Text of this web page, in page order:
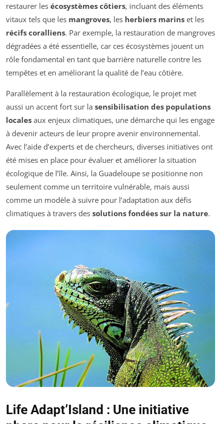
restaurer les écosystèmes côtiers, incluant des éléments
vitaux tels que les mangroves, les herbiers marins et les
récifs coralliens. Par exemple, la restauration de mangroves
dégradées a été essentielle, car ces écosystèmes jouent un
rôle fondamental en tant que barrière naturelle contre les
tempêtes et en améliorant la qualité de l’eau côtière.
Parallèlement à la restauration écologique, le projet met
aussi un accent fort sur la sensibilisation des populations
locales aux enjeux climatiques, une démarche qui les engage
à devenir acteurs de leur propre avenir environnemental.
Avec l’aide d’experts et de chercheurs, diverses initiatives ont
été mises en place pour évaluer et améliorer la situation
écologique de l’île. Ainsi, la Guadeloupe se positionne non
seulement comme un territoire vulnérable, mais aussi
comme un modèle à suivre pour l’adaptation aux défis
climatiques à travers des solutions fondées sur la nature.
Life Adapt’Island : Une initiative